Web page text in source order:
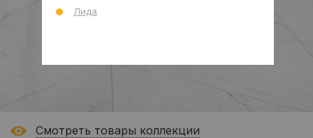
Смотреть товары коллекции
Лида